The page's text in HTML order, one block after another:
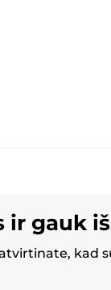
ir gauk
kad